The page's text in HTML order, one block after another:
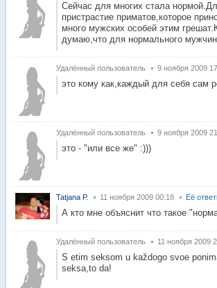
Сейчас для многих стала
пристрастие приматов,которое
много мужских особей этим
думаю,что для нормального
Удалённый пользователь 9 ноября 2009
это кому как,каждый для себя сам
Удалённый пользователь 9 ноября 2009
это - "или все же" :)))
Tatjana Р. 11 ноября 2009 00:18 Её
А кто мне объяснит что такое
Удалённый пользователь 11 ноября 2009
S etim seksom u každogo svoe
seksa,to da!